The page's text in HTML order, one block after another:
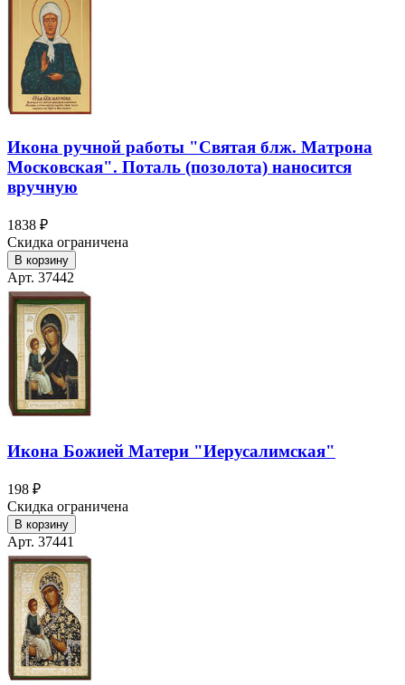
Икона ручной работы "Святая блж. Матрона
Московская". Поталь (позолота) наносится
вручную
1838 ₽
Скидка ограничена
В корзину
Арт. 37442
Икона Божией Матери "Иерусалимская"
198 ₽
Скидка ограничена
В корзину
Арт. 37441